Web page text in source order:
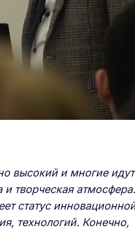
высокий и многие
творческая
статус
технологий. Конечно,